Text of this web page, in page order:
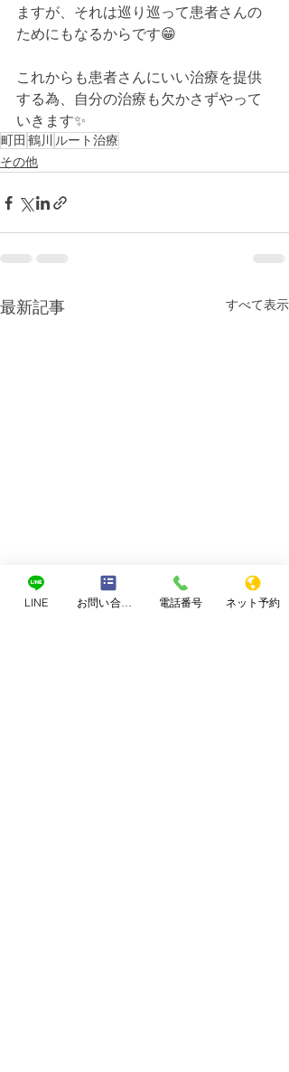
ますが、それは巡り巡って患者さんの
ためにもなるからです😁
これからも患者さんにいい治療を提供
する為、自分の治療も欠かさずやって
いきます✨
町田 鶴川 ルート治療
その他
最新記事 すべて表示
LINE お問い合わせフォーム 電話番号 ネット予約